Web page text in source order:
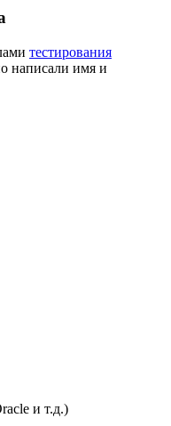
тестирования
написали имя и
и т.д.)